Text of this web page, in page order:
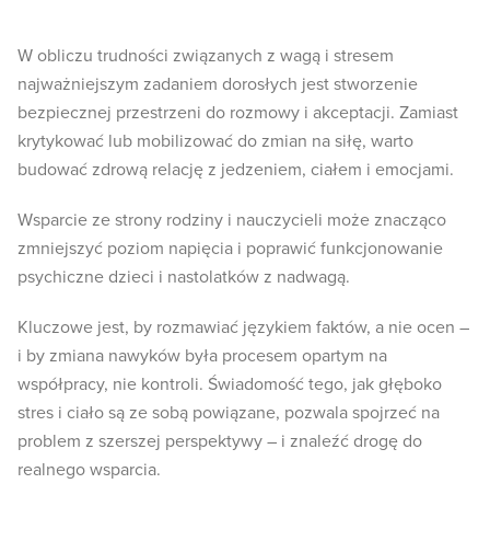
W obliczu trudności związanych z wagą i stresem
najważniejszym zadaniem dorosłych jest stworzenie
bezpiecznej przestrzeni do rozmowy i akceptacji. Zamiast
krytykować lub mobilizować do zmian na siłę, warto
budować zdrową relację z jedzeniem, ciałem i emocjami.
Wsparcie ze strony rodziny i nauczycieli może znacząco
zmniejszyć poziom napięcia i poprawić funkcjonowanie
psychiczne dzieci i nastolatków z nadwagą.
Kluczowe jest, by rozmawiać językiem faktów, a nie ocen –
i by zmiana nawyków była procesem opartym na
współpracy, nie kontroli. Świadomość tego, jak głęboko
stres i ciało są ze sobą powiązane, pozwala spojrzeć na
problem z szerszej perspektywy – i znaleźć drogę do
realnego wsparcia.